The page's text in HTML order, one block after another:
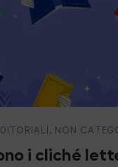
NON
i cliché